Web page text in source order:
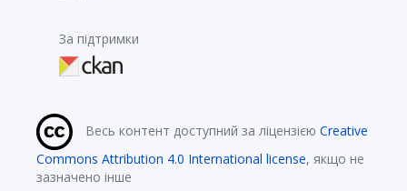
За підтримки
Весь контент доступний за ліцензією Creative
Commons Attribution 4.0 International license, якщо не
зазначено інше